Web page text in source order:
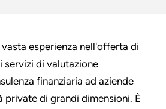
esperienza nell'offerta di
servizi di valutazione
finanziaria ad aziende
private di grandi dimensioni. È